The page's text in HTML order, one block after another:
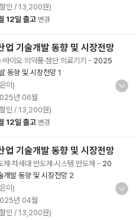
인 / 13,200원)
12일 출고 변경
기술개발 동향 및 시장전망
이오 의약품·첨단 의료기기 - 2025
동향 및 시장전망 1
이)
년 06월
인 / 13,200원)
12일 출고 변경
기술개발 동향 및 시장전망
·차세대 반도체·시스템 반도체 - 20
개발 동향 및 시장전망 2
이)
년 04월
인 / 13,200원)